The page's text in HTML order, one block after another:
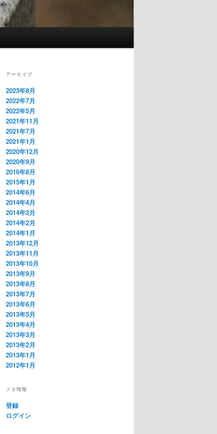
アーカイブ
2023年8月
2022年7月
2022年5月
2021年11月
2021年7月
2021年1月
2020年12月
2020年9月
2016年8月
2015年1月
2014年6月
2014年4月
2014年3月
2014年2月
2014年1月
2013年12月
2013年11月
2013年10月
2013年9月
2013年8月
2013年7月
2013年6月
2013年5月
2013年4月
2013年3月
2013年2月
2013年1月
2012年1月
メタ情報
登録
ログイン